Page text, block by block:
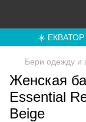
☀️ ЕКВАТОР
Бери одежду и
Женская
Essential
Beige